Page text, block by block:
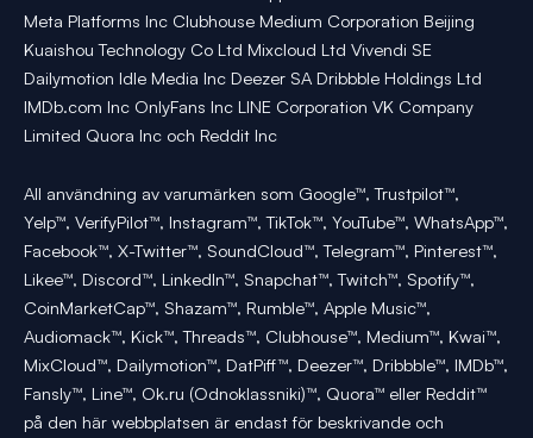
Meta Platforms Inc Clubhouse Medium Corporation Beijing
Kuaishou Technology Co Ltd Mixcloud Ltd Vivendi SE
Dailymotion Idle Media Inc Deezer SA Dribbble Holdings Ltd
IMDb.com Inc OnlyFans Inc LINE Corporation VK Company
Limited Quora Inc och Reddit Inc
All användning av varumärken som Google™, Trustpilot™,
Yelp™, VerifyPilot™, Instagram™, TikTok™, YouTube™, WhatsApp™,
Facebook™, X-Twitter™, SoundCloud™, Telegram™, Pinterest™,
Likee™, Discord™, LinkedIn™, Snapchat™, Twitch™, Spotify™,
CoinMarketCap™, Shazam™, Rumble™, Apple Music™,
Audiomack™, Kick™, Threads™, Clubhouse™, Medium™, Kwai™,
MixCloud™, Dailymotion™, DatPiff™, Deezer™, Dribbble™, IMDb™,
Fansly™, Line™, Ok.ru (Odnoklassniki)™, Quora™ eller Reddit™
på den här webbplatsen är endast för beskrivande och